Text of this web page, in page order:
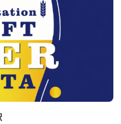
3日(土)・10日(土)
怒川温泉駅前広場を観覧場所とし
等）は、